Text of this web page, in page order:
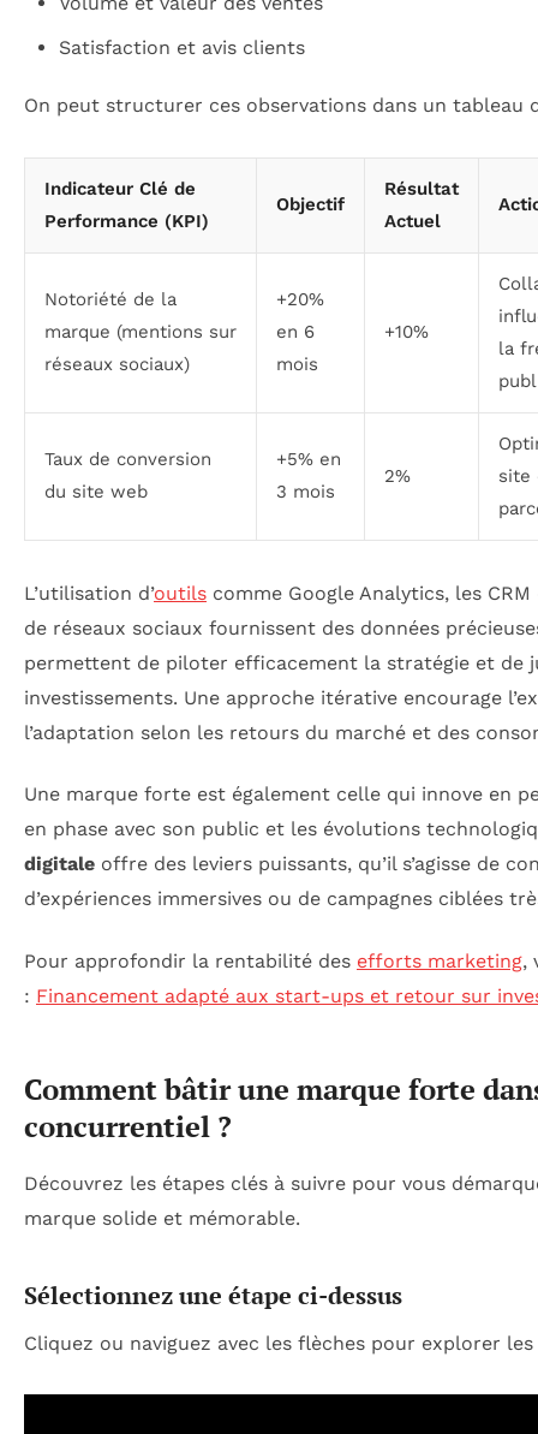
Satisfaction et avis clients
On peut structurer ces observations dans un tableau
Indicateur Clé de
Performance (KPI)
Objectif
Résultat
Actuel
Notoriété de la
marque (mentions sur
réseaux sociaux)
+20%
en 6
mois
+10%
la
Taux de conversion
du site web
+5% en
3 mois
2%
site
L’utilisation d’outils comme Google Analytics, les
de réseaux sociaux fournissent des données
permettent de piloter efficacement la stratégie et de
investissements. Une approche itérative encourage
l’adaptation selon les retours du marché et des
Une marque forte est également celle qui innove en
en phase avec son public et les évolutions
digitale offre des leviers puissants, qu’il s’agisse de
d’expériences immersives ou de campagnes ciblées
Pour approfondir la rentabilité des efforts marketing,
: Financement adapté aux start-ups et retour sur
Comment bâtir une marque forte
concurrentiel ?
Découvrez les étapes clés à suivre pour vous
marque solide et mémorable.
Sélectionnez une étape ci-dessus
Cliquez ou naviguez avec les flèches pour explorer